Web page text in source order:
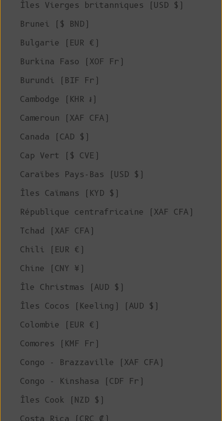
Îles Vierges britanniques (USD $)
Brunei ($ BND)
Bulgarie (EUR €)
Burkina Faso (XOF Fr)
Burundi (BIF Fr)
Cambodge (KHR ៛)
Cameroun (XAF CFA)
Canada (CAD $)
Cap Vert ($ CVE)
Caraïbes Pays-Bas (USD $)
Îles Caïmans (KYD $)
République centrafricaine (XAF CFA)
Tchad (XAF CFA)
Chili (EUR €)
Chine (CNY ¥)
Île Christmas (AUD $)
Îles Cocos (Keeling) (AUD $)
Colombie (EUR €)
Comores (KMF Fr)
Congo - Brazzaville (XAF CFA)
Congo - Kinshasa (CDF Fr)
Îles Cook (NZD $)
Costa Rica (CRC ₡)